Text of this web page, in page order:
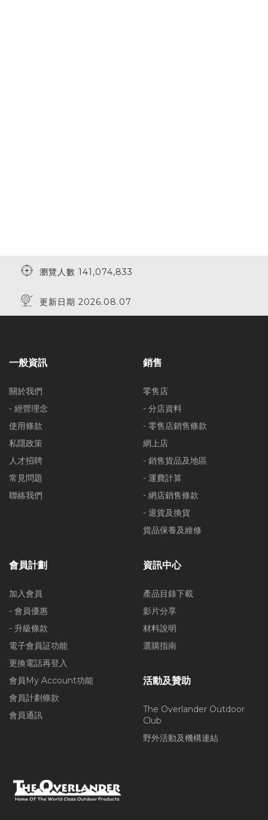
瀏覽人數 141,074,833
更新日期 2026.08.07
一般資訊
關於我們
- 經營理念
使用條款
私隱政策
人才招聘
常見問題
聯絡我們
銷售
零售店
- 分店資料
- 零售店銷售條款
網上店
- 銷售貨品及地區
- 運費計算
- 網店銷售條款
- 退貨及換貨
貨品保養及維修
會員計劃
加入會員
- 會員優惠
- 升級條款
電子會員証功能
更換電話再登入
會員My Account功能
會員計劃條款
會員通訊
資訊中心
產品目錄下載
影片分享
材料說明
選購指南
活動及贊助
The Overlander Outdoor
Club
野外活動及機構連結